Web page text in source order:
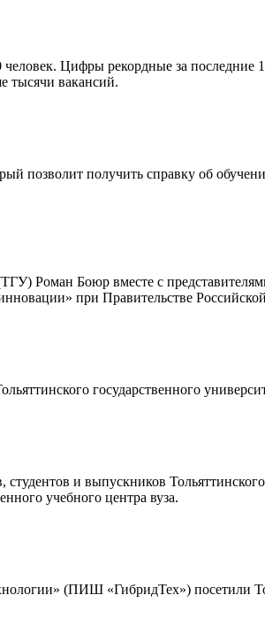
Цифры рекордные за последние
тысячи вакансий.
позволит получить справку об
Роман Боюр вместе с
при Правительстве
государственного
и выпускников
учебного центра вуза.
(ПИШ «ГибридТех») посетили